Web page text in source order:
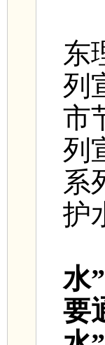
东
列
市
列
系
护
水
要